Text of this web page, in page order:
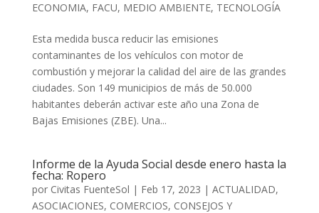
ECONOMIA, FACU, MEDIO AMBIENTE, TECNOLOGÍA
Esta medida busca reducir las emisiones
contaminantes de los vehículos con motor de
combustión y mejorar la calidad del aire de las grandes
ciudades. Son 149 municipios de más de 50.000
habitantes deberán activar este año una Zona de
Bajas Emisiones (ZBE). Una...
Informe de la Ayuda Social desde enero hasta la
fecha: Ropero
por Civitas FuenteSol | Feb 17, 2023 | ACTUALIDAD,
ASOCIACIONES, COMERCIOS, CONSEJOS Y